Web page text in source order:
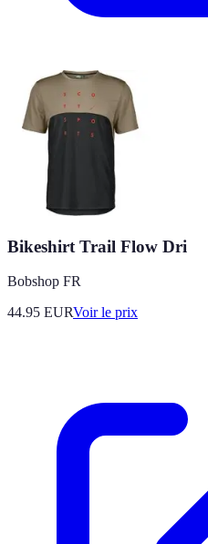
Bikeshirt Trail Flow Dri
Bobshop FR
44.95 EURVoir le prix